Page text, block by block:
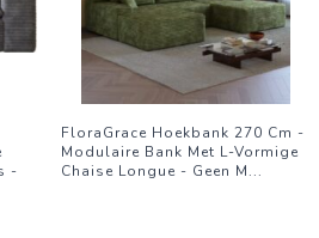
-
FloraGrace Hoekbank 270 Cm -
Modulaire Bank Met L-Vormige
Chaise Longue - Geen M...